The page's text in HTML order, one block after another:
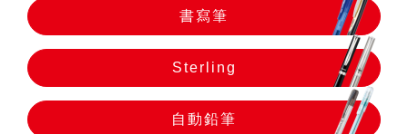
書寫筆
Sterling
自動鉛筆